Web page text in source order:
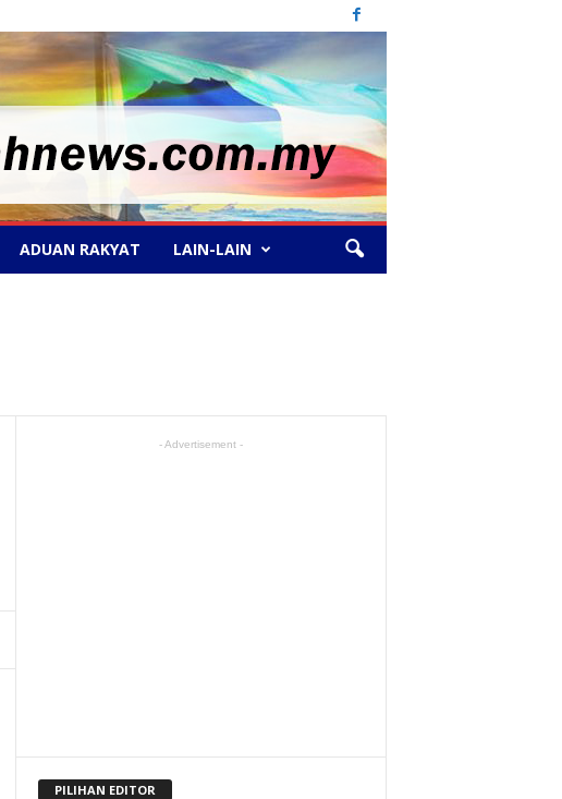
ADUAN RAKYAT LAIN-LAIN
- Advertisement -
PILIHAN EDITOR